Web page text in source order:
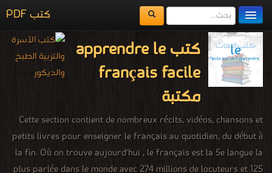
كتب PDF
مكتبة الكتب
المكتبات
يُقرأ حالياً
اضف كتاب
كتب apprendre le
français facile
مكتبة
Cette section contient de nombreux récits, vidéos, chansons et
petits livres pour enseigner le français au quotidien, du début à
la fin. Où on trouve aujourd'hui , le français est la 5e langue la
plus parlée dans le monde avec 274 millions de locuteurs et 125